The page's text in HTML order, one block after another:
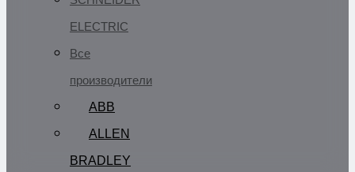
ELECTRIC
Все
производители
ABB
ALLEN
BRADLEY